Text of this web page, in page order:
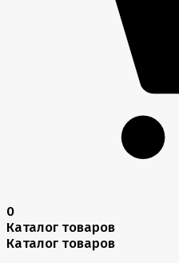
0
Каталог товаров
Каталог товаров